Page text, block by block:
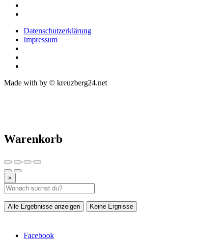
Datenschutzerklärung
Impressum
Made with by © kreuzberg24.net
Warenkorb
×
Alle Ergebnisse anzeigen Keine Ergnisse
Facebook